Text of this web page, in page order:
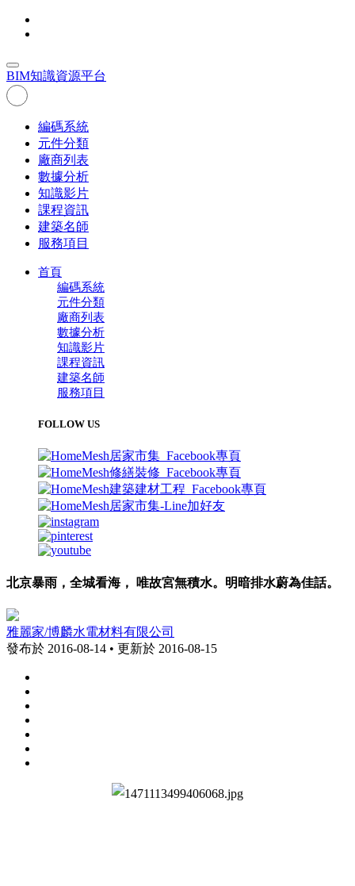
BIM知識資源平台
編碼系統
元件分類
廠商列表
數據分析
知識影片
課程資訊
建築名師
服務項目
首頁
編碼系統
元件分類
廠商列表
數據分析
知識影片
課程資訊
建築名師
服務項目
FOLLOW US
北京暴雨，全城看海， 唯故宮無積水。明暗排水蔚為佳話。
雅麗家/博麟水電材料有限公司
發布於 2016-08-14 • 更新於 2016-08-15